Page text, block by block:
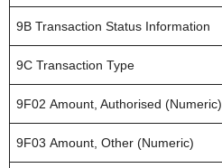
9B Transaction Status Information
9C Transaction Type
9F02 Amount, Authorised (Numeric)
9F03 Amount, Other (Numeric)